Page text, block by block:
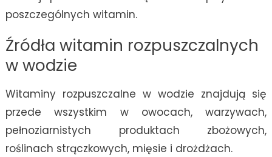
poszczególnych witamin.
Źródła witamin rozpuszczalnych
w wodzie
Witaminy rozpuszczalne w wodzie znajdują się
przede wszystkim w owocach, warzywach,
pełnoziarnistych produktach zbożowych,
roślinach strączkowych, mięsie i drożdżach.